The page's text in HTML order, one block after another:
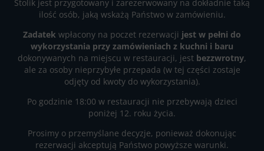
Stolik jest przygotowany i zarezerwowany na dokładnie taką
ilość osób, jaką wskażą Państwo w zamówieniu.
Zadatek wpłacony na poczet rezerwacji jest w pełni do
wykorzystania przy zamówieniach z kuchni i baru
dokonywanych na miejscu w restauracji, jest bezzwrotny,
ale za osoby nieprzybyłe przepada (w tej części zostaje
odjęty od kwoty do wykorzystania).
Po godzinie 18:00 w restauracji nie przebywają dzieci
poniżej 12. roku życia.
Prosimy o przemyślane decyzje, ponieważ dokonując
rezerwacji akceptują Państwo powyższe warunki.